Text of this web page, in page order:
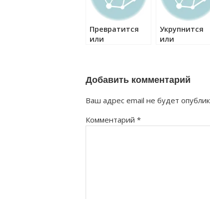
Превратится
или
Укрупнится
или
Добавить комментарий
Ваш адрес email не будет
Комментарий *